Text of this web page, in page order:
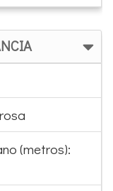
(metros):